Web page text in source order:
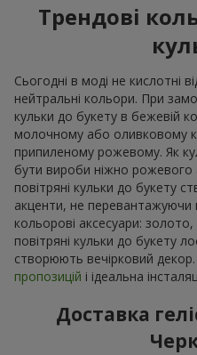
Трендові
Сьогодні в моді не кислотні
нейтральні кольори. При
кульки до букету в бежевій
молочному або оливковому
припиленому рожевому. Як
бути вироби ніжно рожевого
повітряні кульки до букету
акценти, не перевантажуючи
кольорові аксесуари:
повітряні кульки до букету
створюють вечірковий
пропозицій і ідеальна
Доставка